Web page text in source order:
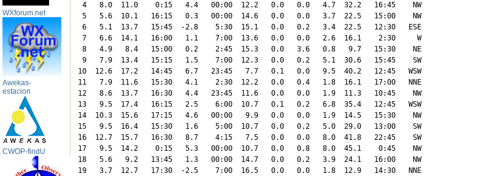
WXforum.net
Awekas-
estacion
CWOP-findU
4   8.0  11.0    0:15   4.4   00:00  12.2   0.0   0.0   4.7  32.2   16:45    NW
5   5.6  10.1   16:15   0.3   00:00  14.6   0.0   0.0   3.7  22.5   15:00    NW
6   5.1  13.7   15:45  -2.8    5:30  15.1   0.0   0.2   3.4  22.5   12:30   ESE
7   6.6  14.1   16:00   1.1    7:00  13.6   0.0   0.0   2.6  16.1    2:30     W
8   4.9   8.4   15:00   0.2    2:45  15.3   0.0   3.6   0.8   9.7   15:30    NE
9   7.9  13.4   15:15   1.5    7:00  12.3   0.0   0.2   5.1  30.6   15:45    SW
10  12.6  17.2   14:45   6.7   23:45   7.7   0.1   0.0   9.5  40.2   12:45   WSW
11   7.9  11.6   15:30   4.1    2:30  12.2   0.0   0.4   1.8  16.1   17:00   NNE
12   8.6  13.7   16:30   4.4   23:45  11.6   0.0   0.0   1.9  11.3   10:45    NW
13   9.5  17.4   16:15   2.5    6:00  10.7   0.1   0.2   6.8  35.4   12:45   WSW
14  10.3  15.6   17:15   4.6   00:00   9.9   0.0   0.0   1.9  14.5   15:30    NW
15   9.5  16.4   15:30   1.6    5:00  10.7   0.0   0.2   5.0  29.0   13:00    SW
16  12.7  15.7   16:30   8.7    4:15   7.5   0.0   0.0   8.0  41.8   22:45    SW
17   9.5  14.2    0:15   5.3   00:00  10.7   0.0   0.8   8.0  45.1    0:45    NW
18   5.6   9.2   13:45   1.3   00:00  14.7   0.0   0.2   3.9  24.1   16:00    NW
19   3.7  12.7   17:30  -2.5    7:00  16.5   0.0   0.0   1.8  12.9   14:30   NNE